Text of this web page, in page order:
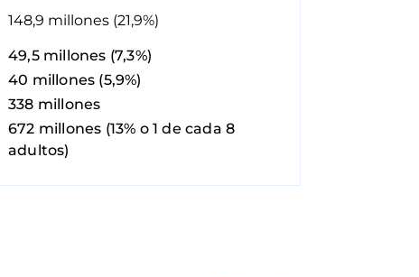
148,9 millones (21,9%)
49,5 millones (7,3%)
40 millones (5,9%)
338 millones
672 millones (13% o 1 de cada 8
adultos)